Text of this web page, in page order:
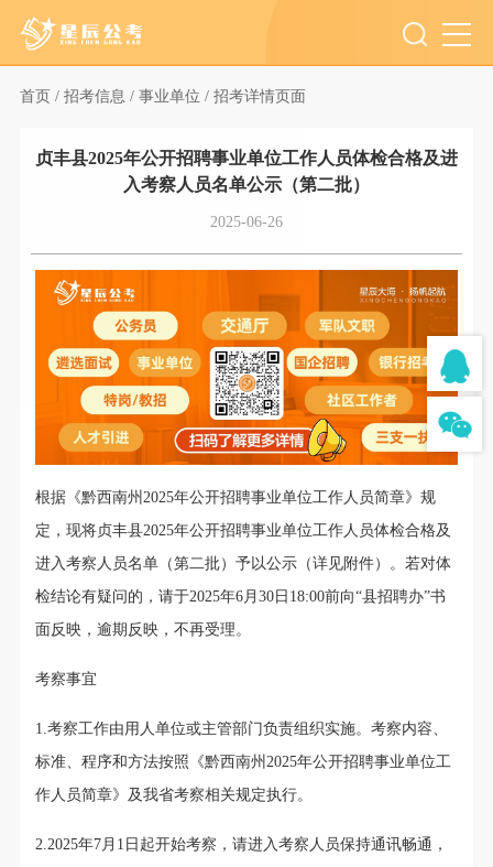
首页 / 招考信息 / 事业单位 / 招考详情页面
贞丰县2025年公开招聘事业单位工作人员体检合格及进
入考察人员名单公示（第二批）
2025-06-26
根据《黔西南州2025年公开招聘事业单位工作人员简章》规
定，现将贞丰县2025年公开招聘事业单位工作人员体检合格及
进入考察人员名单（第二批）予以公示（详见附件）。若对体
检结论有疑问的，请于2025年6月30日18:00前向“县招聘办”书
面反映，逾期反映，不再受理。
考察事宜
1.考察工作由用人单位或主管部门负责组织实施。考察内容、
标准、程序和方法按照《黔西南州2025年公开招聘事业单位工
作人员简章》及我省考察相关规定执行。
2.2025年7月1日起开始考察，请进入考察人员保持通讯畅通，